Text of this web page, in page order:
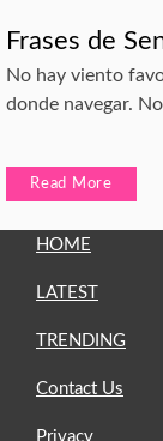
Frases de
No hay viento
donde navegar.
Read More
HOME
LATEST
TRENDING
Contact Us
Privacy